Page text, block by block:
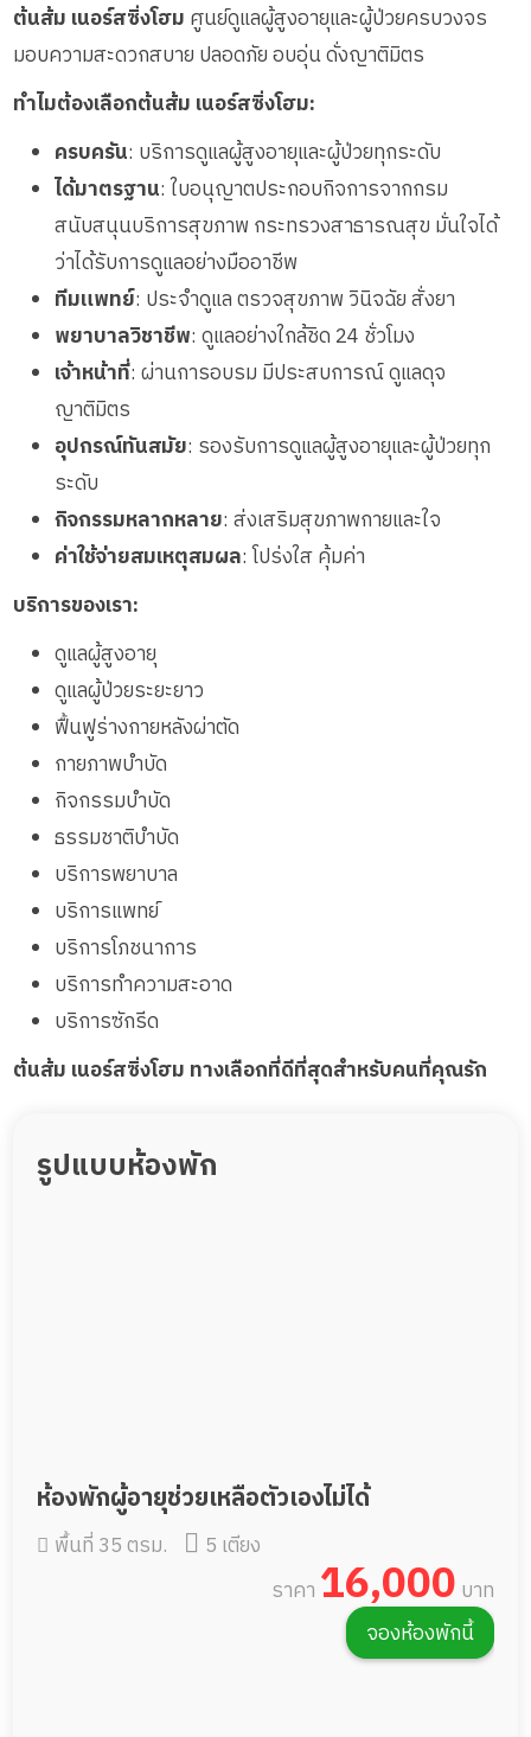
ต้นส้ม เนอร์สซิ่งโฮม ศูนย์ดูแลผู้สูงอายุและผู้ป่วยครบวงจร
มอบความสะดวกสบาย ปลอดภัย อบอุ่น ดั่งญาติมิตร
ทำไมต้องเลือกต้นส้ม เนอร์สซิ่งโฮม:
ครบครัน: บริการดูแลผู้สูงอายุและผู้ป่วยทุกระดับ
ได้มาตรฐาน: ใบอนุญาตประกอบกิจการจากกรม
สนับสนุนบริการสุขภาพ กระทรวงสาธารณสุข มั่นใจได้
ว่าได้รับการดูแลอย่างมืออาชีพ
ทีมแพทย์: ประจำดูแล ตรวจสุขภาพ วินิจฉัย สั่งยา
พยาบาลวิชาชีพ: ดูแลอย่างใกล้ชิด 24 ชั่วโมง
เจ้าหน้าที่: ผ่านการอบรม มีประสบการณ์ ดูแลดุจ
ญาติมิตร
อุปกรณ์ทันสมัย: รองรับการดูแลผู้สูงอายุและผู้ป่วยทุก
ระดับ
กิจกรรมหลากหลาย: ส่งเสริมสุขภาพกายและใจ
ค่าใช้จ่ายสมเหตุสมผล: โปร่งใส คุ้มค่า
บริการของเรา:
ดูแลผู้สูงอายุ
ดูแลผู้ป่วยระยะยาว
ฟื้นฟูร่างกายหลังผ่าตัด
กายภาพบำบัด
กิจกรรมบำบัด
ธรรมชาติบำบัด
บริการพยาบาล
บริการแพทย์
บริการโภชนาการ
บริการทำความสะอาด
บริการซักรีด
ต้นส้ม เนอร์สซิ่งโฮม ทางเลือกที่ดีที่สุดสำหรับคนที่คุณรัก
รูปแบบห้องพัก
ห้องพักผู้อายุช่วยเหลือตัวเองไม่ได้
พื้นที่ 35 ตรม.
5 เตียง
ราคา 16,000 บาท
จองห้องพักนี้